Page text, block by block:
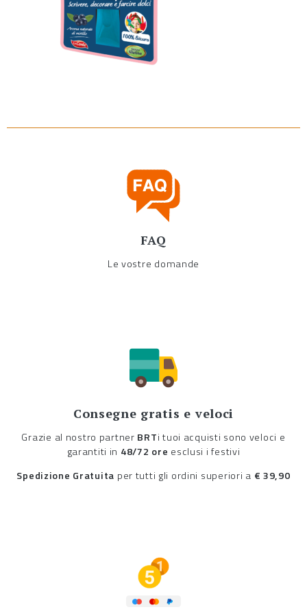
FAQ
Le vostre domande
Consegne gratis e veloci
Grazie al nostro partner BRTi tuoi acquisti sono veloci e
garantiti in 48/72 ore esclusi i festivi
Spedizione Gratuita per tutti gli ordini superiori a € 39,90